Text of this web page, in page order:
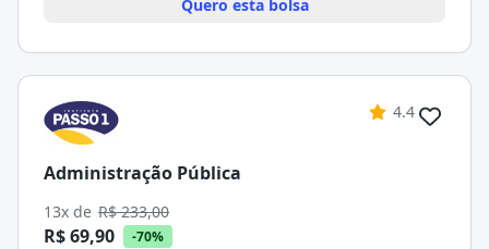
Quero esta bolsa
4.4
Administração Pública
13x de R$ 233,00
R$ 69,90 -70%